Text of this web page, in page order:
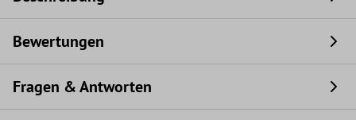
Bewertungen
Fragen & Antworten